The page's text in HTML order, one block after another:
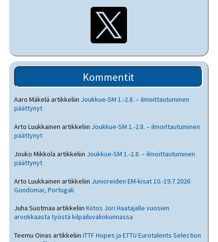
Kommentit
Aaro Mäkelä artikkeliin Joukkue-SM 1.-2.8. – ilmoittautuminen
päättynyt
Arto Luukkainen artikkeliin Joukkue-SM 1.-2.8. – ilmoittautuminen
päättynyt
Jouko Mikkola artikkeliin Joukkue-SM 1.-2.8. – ilmoittautuminen
päättynyt
Arto Luukkainen artikkeliin Junioreiden EM-kisat 10.-19.7.2026
Gondomar, Portugali
Juha Suotmaa artikkeliinKiitos Jori Haatajalle vuosien
arvokkaasta työstä kilpailuvaliokunnassa
Teemu Oinas artikkeliinITTF Hopes ja ETTU Eurotalents Selection